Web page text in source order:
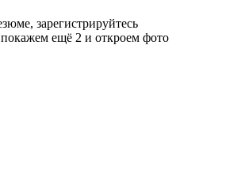
зарегистрируйтесь
ещё 2 и откроем фото